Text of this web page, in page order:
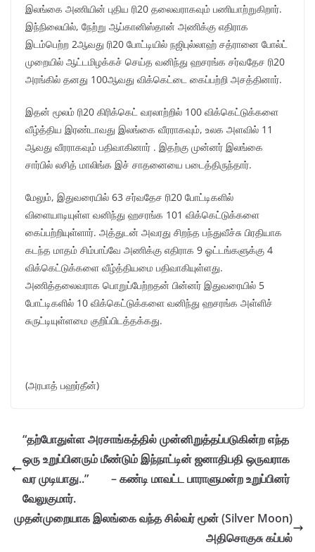
இலங்கை அணியின் புதிய ரி20 தலைவராகவும் பணியாற்றுகிறார்.
இந்நிலையில், நேற்று ஆப்கானிஸ்தான் அணிக்கு எதிராக
இடம்பெற்ற 2ஆவது ரி20 போட்டியில் நஜிபுல்லாஹ் சத்ரானை போல்ட்
முறையில் ஆட்டமிழக்கச் செய்த வனிந்து ஹசரங்க சர்வதேச ரி20
அரங்கில் தனது 100ஆவது விக்கெட்டை கைப்பற்றி அசத்தினார்.
இதன் மூலம் ரி20 கிரிக்கெட் வரலாற்றில் 100 விக்கெட்டுக்களை
வீழ்த்திய இரண்டாவது இலங்கை வீரராகவும், உலக அளவில் 11
ஆவது வீரராகவும் பதிவாகினார் . இதற்கு முன்னர் இலங்கை
சார்பில் லசித் மாலிங்க இச் சாதனையை படைத்திருந்தார்.
மேலும், இதுவரையில் 63 சர்வதேச ரி20 போட்டிகளில்
விளையாடியுள்ள வனிந்து ஹசரங்க 101 விக்கெட்டுக்களை
கைப்பற்றியுள்ளார். அத்துடன் அவரது சிறந்த பந்துவீச்சு பிரதியாக
கடந்த மாதம் சிம்பாப்வே அணிக்கு எதிராக 9 ஓட்டங்களுக்கு 4
விக்கெட்டுக்களை வீழ்த்தியமை பதிவாகியுள்ளது.
அணித்தலைவராக பொறுப்பேற்றதன் பின்னர் இதுவரையில் 5
போட்டிகளில் 10 விக்கெட்டுக்களை வனிந்து ஹசரங்க அள்ளிச்
சுருட்டியுள்ளமை குறிப்பிடத்தக்கது.
(அரபாத் பஹர்தீன்)
“தற்போதுள்ள அரசாங்கத்தில் முன்னிறுத்தப்படுகின்ற எந்த
ஒரு உறுப்பினரும் மீண்டும் இந்நாட்டின் ஜனாதிபதி ஒருவராக
வர முடியாது..” – கண்டி மாவட்ட பாராளுமன்ற உறுப்பினர்
வேலுகுமார்.
முதன்முறையாக இலங்கை வந்த சில்வர் மூன் (Silver Moon)
அதிசொகுசு கப்பல்